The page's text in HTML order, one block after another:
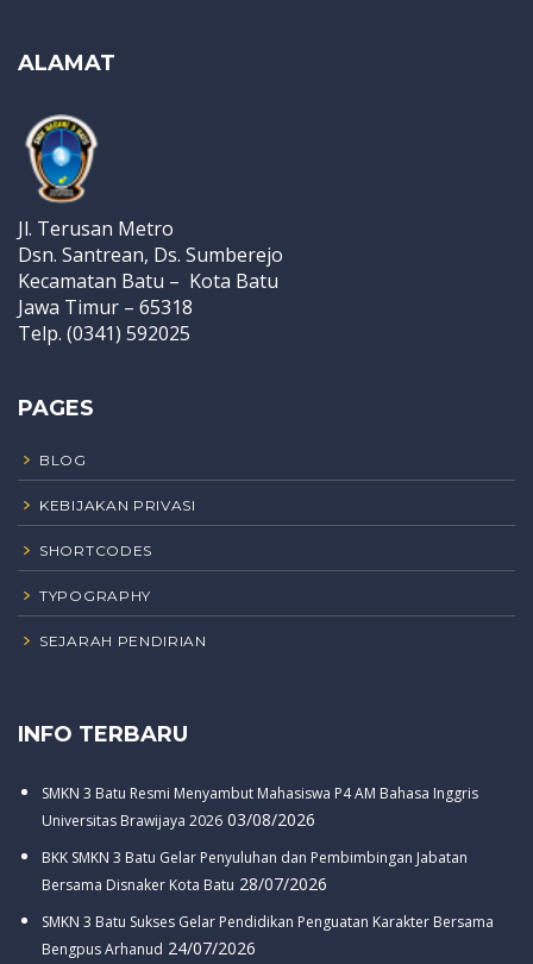
ALAMAT
Jl. Terusan Metro
Dsn. Santrean, Ds. Sumberejo
Kecamatan Batu – Kota Batu
Jawa Timur – 65318
Telp. (0341) 592025
PAGES
BLOG
KEBIJAKAN PRIVASI
SHORTCODES
TYPOGRAPHY
SEJARAH PENDIRIAN
INFO TERBARU
SMKN 3 Batu Resmi Menyambut Mahasiswa P4 AM Bahasa Inggris
Universitas Brawijaya 2026 03/08/2026
BKK SMKN 3 Batu Gelar Penyuluhan dan Pembimbingan Jabatan
Bersama Disnaker Kota Batu 28/07/2026
SMKN 3 Batu Sukses Gelar Pendidikan Penguatan Karakter Bersama
Bengpus Arhanud 24/07/2026